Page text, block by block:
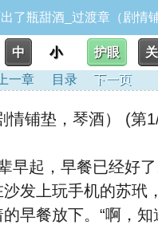
中 小 护眼
上一章
目录 下一页
铺垫，琴酒） (第
早起，早餐已经好了
发上玩手机的苏玳
早餐放下。“啊，知